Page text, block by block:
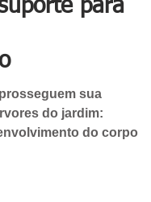
para
sua
do jardim:
do corpo